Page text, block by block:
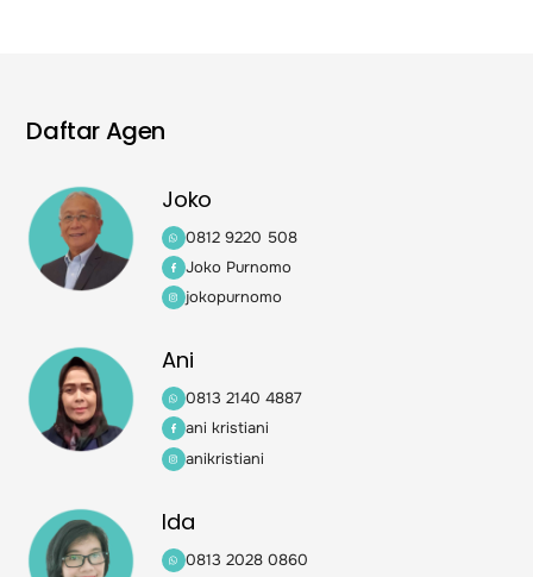
Daftar Agen
Joko
0812 9220 508
Joko Purnomo
jokopurnomo
Ani
0813 2140 4887
ani kristiani
anikristiani
Ida
0813 2028 0860